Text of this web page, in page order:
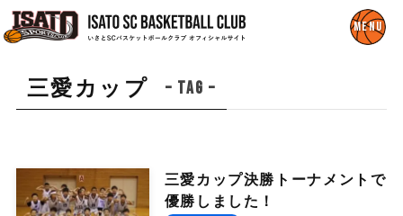
三愛カップ – tag –
三愛カップ決勝トーナメントで
優勝しました！